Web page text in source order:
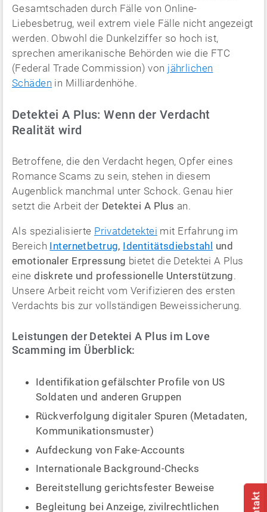
Gesamtschaden durch Fälle von Online-
Liebesbetrug, weil extrem viele Fälle nicht angezeigt
werden. Obwohl die Dunkelziffer so hoch ist,
sprechen amerikanische Behörden wie die FTC
(Federal Trade Commission) von jährlichen
Schäden in Milliardenhöhe.
Detektei A Plus: Wenn der Verdacht
Realität wird
Betroffene, die den Verdacht hegen, Opfer eines
Romance Scams zu sein, stehen in diesem
Augenblick manchmal unter Schock. Genau hier
setzt die Arbeit der Detektei A Plus an.
Als spezialisierte Privatdetektei mit Erfahrung im
Bereich Internetbetrug, Identitätsdiebstahl und
emotionaler Erpressung bietet die Detektei A Plus
einediskrete und professionelle Unterstützung.
Unsere Arbeit reicht vom Verifizieren des ersten
Verdachts bis zur vollständigen Beweissicherung.
Leistungen der Detektei A Plus im Love
Scamming im Überblick:
Identifikation gefälschter Profile von US
Soldaten und anderen Gruppen
Rückverfolgung digitaler Spuren (Metadaten,
Kommunikationsmuster)
Aufdeckung von Fake-Accounts
Internationale Background-Checks
Bereitstellung gerichtsfester Beweise
Begleitung bei Anzeige, zivilrechtlichen